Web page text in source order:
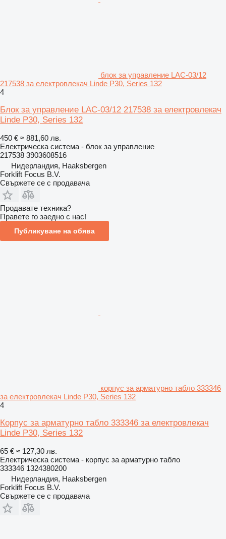
блок за управление LAC-03/12
217538 за електровлекач Linde P30, Series 132
4
Блок за управление LAC-03/12 217538 за електровлекач
Linde P30, Series 132
450 € ≈ 881,60 лв.
Електрическа система - блок за управление
217538 3903608516
Нидерландия, Haaksbergen
Forklift Focus B.V.
Свържете се с продавача
Продавате техника?
Правете го заедно с нас!
Публикуване на обява
корпус за арматурно табло 333346
за електровлекач Linde P30, Series 132
4
Корпус за арматурно табло 333346 за електровлекач
Linde P30, Series 132
65 € ≈ 127,30 лв.
Електрическа система - корпус за арматурно табло
333346 1324380200
Нидерландия, Haaksbergen
Forklift Focus B.V.
Свържете се с продавача